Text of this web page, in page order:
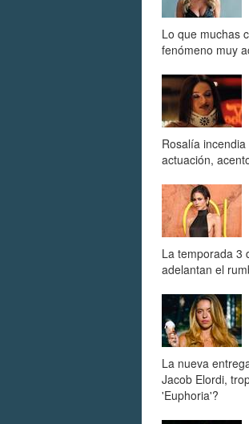
Lo que muchas
fenómeno muy
Rosalía
actuación,
La temporada 3
adelantan el
La nueva
Jacob Elordi,
'Euphoria'?